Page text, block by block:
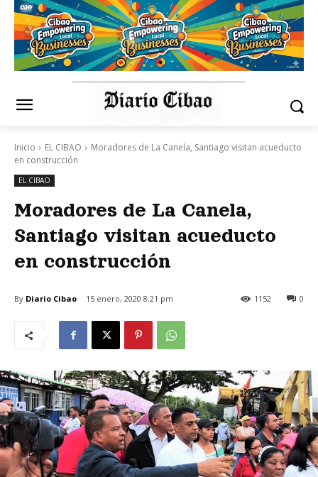
Inicio EL CIBAO
Moradores de La Canela, Santiago visitan acueducto
en construcción
EL CIBAO
Moradores de La Canela,
Santiago visitan acueducto
en construcción
By Diario Cibao 15 enero, 2020 8:21 pm 0
1152